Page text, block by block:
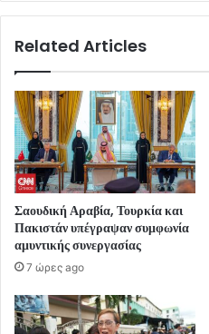
Related Articles
Σαουδική Αραβία, Τουρκία και
Πακιστάν υπέγραψαν συμφωνία
αμυντικής συνεργασίας
7 ώρες ago